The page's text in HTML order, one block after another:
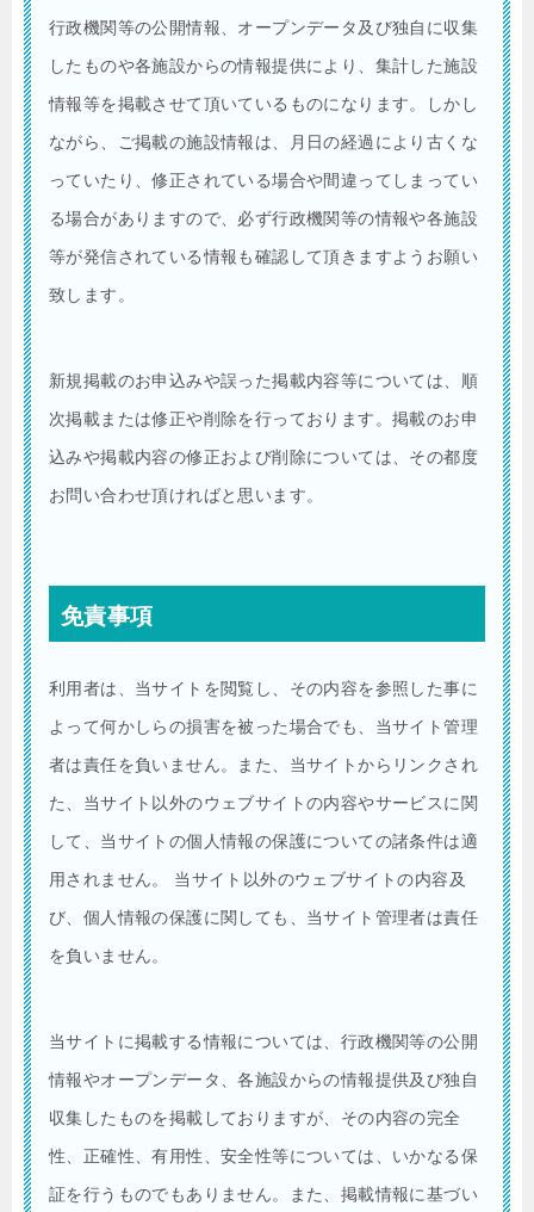
行政機関等の公開情報、オープンデータ及び独自に収集
したものや各施設からの情報提供により、集計した施設
情報等を掲載させて頂いているものになります。しかし
ながら、ご掲載の施設情報は、月日の経過により古くな
っていたり、修正されている場合や間違ってしまってい
る場合がありますので、必ず行政機関等の情報や各施設
等が発信されている情報も確認して頂きますようお願い
致します。
新規掲載のお申込みや誤った掲載内容等については、順
次掲載または修正や削除を行っております。掲載のお申
込みや掲載内容の修正および削除については、その都度
お問い合わせ頂ければと思います。
免責事項
利用者は、当サイトを閲覧し、その内容を参照した事に
よって何かしらの損害を被った場合でも、当サイト管理
者は責任を負いません。また、当サイトからリンクされ
た、当サイト以外のウェブサイトの内容やサービスに関
して、当サイトの個人情報の保護についての諸条件は適
用されません。 当サイト以外のウェブサイトの内容及
び、個人情報の保護に関しても、当サイト管理者は責任
を負いません。
当サイトに掲載する情報については、行政機関等の公開
情報やオープンデータ、各施設からの情報提供及び独自
収集したものを掲載しておりますが、その内容の完全
性、正確性、有用性、安全性等については、いかなる保
証を行うものでもありません。また、掲載情報に基づい